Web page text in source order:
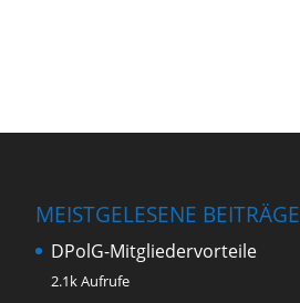
MEISTGELESENE BEITRÄGE
DPolG-Mitgliedervorteile
2.1k Aufrufe